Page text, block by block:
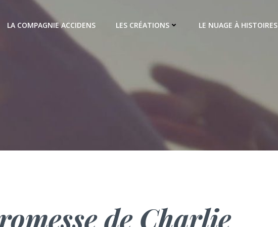
LA COMPAGNIE ACCIDENS LES CRÉATIONS LE NUAGE À HISTOIRES
de Charlie